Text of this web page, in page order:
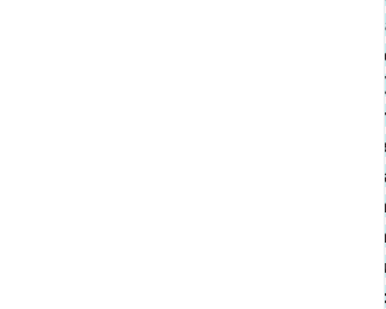
paradisiaca. «era coperto
una luce emanante dal
l’Altissimo) secondo
fioritura miracolosa, o
posati sui suoi rami; Allah
riferisce che un giorno
benedizioni su di lui) stava
nei pressi della Ka‘ba,
sura, quando Satana si
politeisti che stavano ad